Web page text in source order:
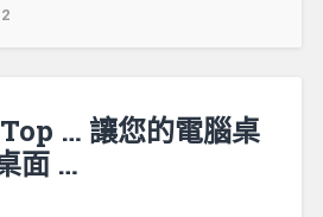
2
… 讓您的電腦桌
面 …